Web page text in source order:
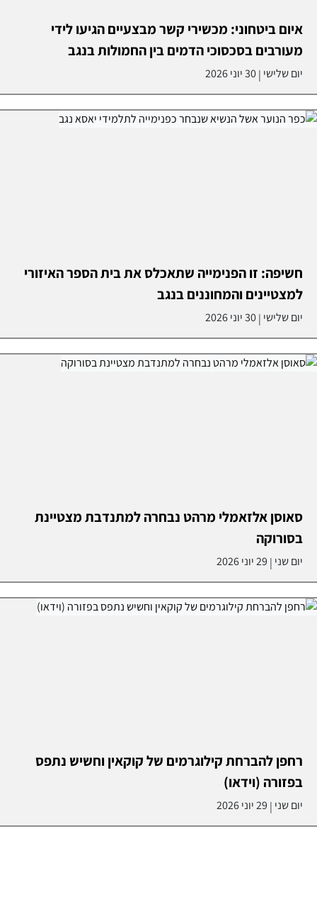
איום ביטחוני: מכשירי קשר מבצעיים הגיעו לידי
מעורבים בסכסוכי הדמים בין החמולות בנגב
יום שלישי |30 יוני 2026
חשיפה: זו הפנימייה שתאכלס את בית הספר האיזורי
למצטיינים והמחוננים בנגב
יום שלישי |30 יוני 2026
סאוסן אלזאמלי מרהט נבחרה למתנדבת מצטיינת
בסורוקה
יום שני | 29 יוני 2026
רחפן להברחת קילוגרמים של קוקאין וחשיש נתפס
בפזורה (וידאו)
יום שני | 29 יוני 2026